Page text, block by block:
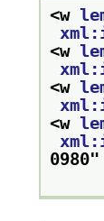
<w
<w
<w
<w
0980